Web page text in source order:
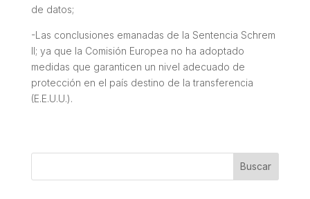
de datos;
-Las conclusiones emanadas de la Sentencia Schrem
II; ya que la Comisión Europea no ha adoptado
medidas que garanticen un nivel adecuado de
protección en el país destino de la transferencia
(E.E.U.U.).
Buscar